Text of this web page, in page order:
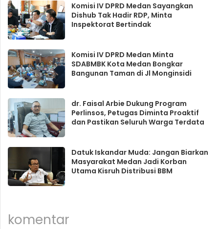
Komisi IV DPRD Medan Sayangkan
Dishub Tak Hadir RDP, Minta
Inspektorat Bertindak
Komisi IV DPRD Medan Minta
SDABMBK Kota Medan Bongkar
Bangunan Taman di Jl Monginsidi
dr. Faisal Arbie Dukung Program
Perlinsos, Petugas Diminta Proaktif
dan Pastikan Seluruh Warga Terdata
Datuk Iskandar Muda: Jangan Biarkan
Masyarakat Medan Jadi Korban
Utama Kisruh Distribusi BBM
komentar